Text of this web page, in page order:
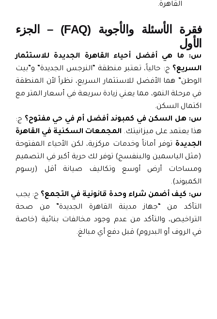
القاهرة.
فقرة الأسئلة والأجوبة (FAQ) – الجزء
الأول
س: ما هي أفضل أحياء القاهرة الجديدة للاستثمار
السريع؟ج: حالياً، تعتبر منطقة “النرجس الجديدة” و”بيت
الوطن” هما الأفضل للاستثمار السريع، نظراً لأن المنطقة
في مرحلة النمو، مما يعني زيادة سريعة في أسعار المتر مع
اكتمال السكن.
س: هل السكن في كمبوند أفضل أم في حي مفتوح؟ج:
هذا يعتمد على ميزانيتك.المجمعات السكنية في القاهرة
الجديدةتوفر أماناً وخدمات مركزية، لكن الأحياء المفتوحة
(مثل الياسمين والبنفسج) توفر لك حرية أكبر في التصميم
ومساحات أرض أوسع وتكاليف صيانة أقل (رسوم
الكمبوند).
س: كيف أضمن شراء وحدة قانونية في التجمع؟ج: يجب
التأكد من “جهاز مدينة القاهرة الجديدة” من صحة
التراخيص، والتأكد من عدم وجود مخالفات بنائية (خاصة
في الروف أو البدروم) قبل دفع أي مبالغ.